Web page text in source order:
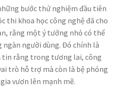
bước thử nghiệm đầu tiên
thi khoa học công nghệ đã cho
rằng một ý tưởng nhỏ có thể
người dùng. Đó chính là
tin rằng trong tương lai, công
trò hỗ trợ mà còn là bệ phóng
vươn lên mạnh mẽ.